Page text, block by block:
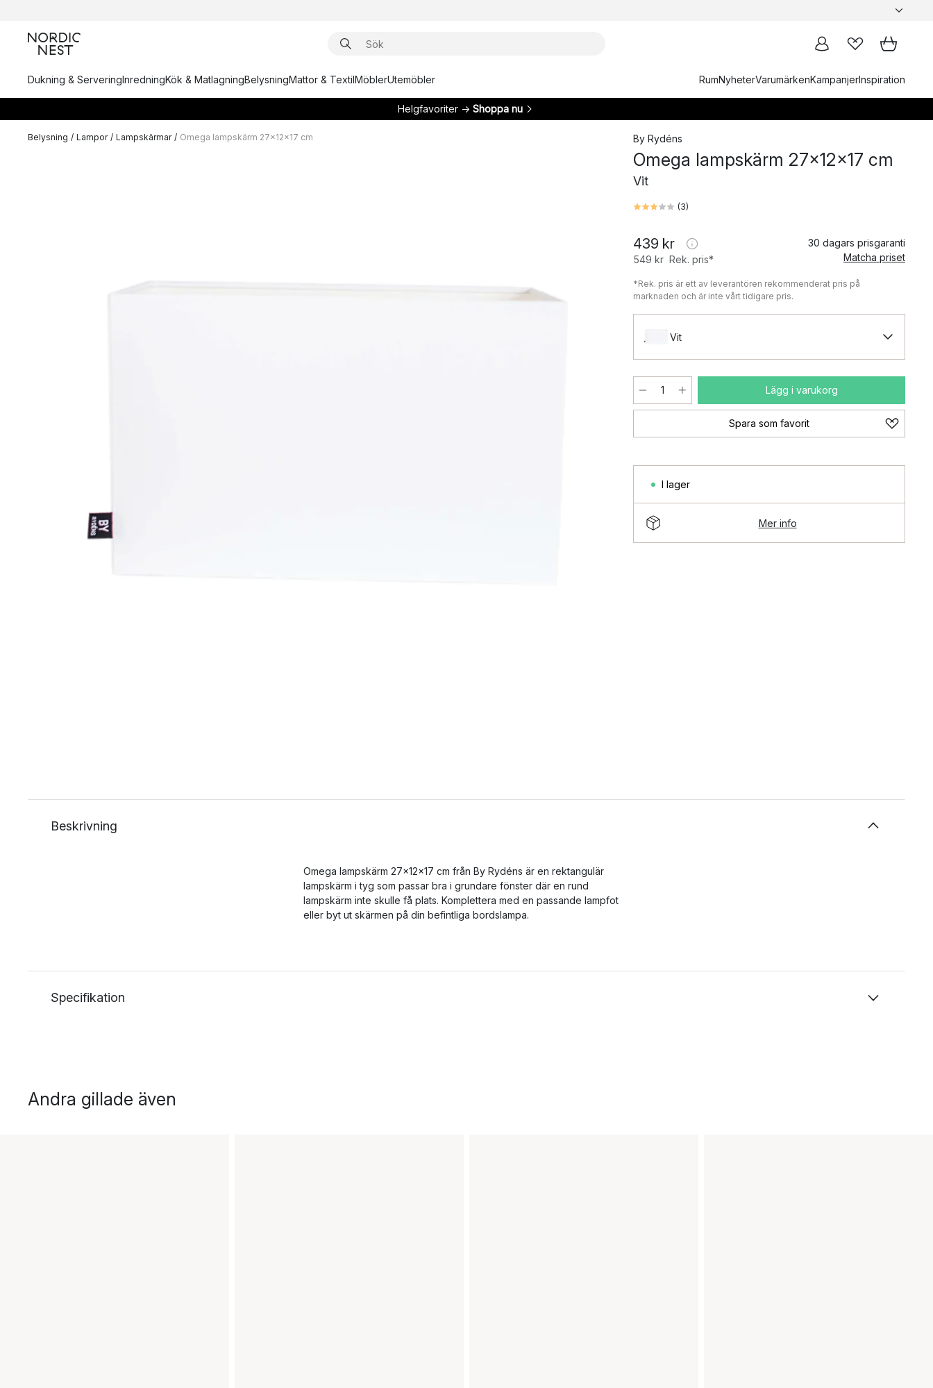
Dukning & ServeringInredningKök & MatlagningBelysningMattor & TextilMöblerUtemöbler RumNyheterVarumärkenKampanjerInspiration
Helgfavoriter → Shoppa nu
Belysning / Lampor / Lampskärmar / Omega lampskärm 27x12x17 cm By Rydéns
Omega lampskärm 27x12x17 cm
Vit
(3)
439 kr
549 kr Rek. pris*
30 dagars prisgaranti
Matcha priset
*Rek. pris är ett av leverantören rekommenderat pris på
marknaden och är inte vårt tidigare pris.
Vit
Lägg i varukorg
Spara som favorit
I lager
Mer info
Beskrivning
Omega lampskärm 27x12x17 cm från By Rydéns är en rektangulär
lampskärm i tyg som passar bra i grundare fönster där en rund
lampskärm inte skulle få plats. Komplettera med en passande lampfot
eller byt ut skärmen på din befintliga bordslampa.
Specifikation
Andra gillade även